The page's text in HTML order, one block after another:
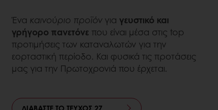
Ένα καινούριο προϊόν για γευστικό και
γρήγορο πανετόνε που είναι μέσα στις top
προτιμήσεις των καταναλωτών για την
εορταστική περίοδο. Και φυσικά τις προτάσεις
μας για την Πρωτοχρονιά που έρχεται.